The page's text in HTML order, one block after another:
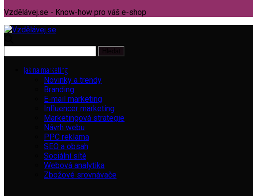
Vzdělávej.se - Know-how pro váš e-shop
Jak na marketing
Novinky a trendy
Branding
E-mail marketing
Influencer marketing
Marketingová strategie
Návrh webu
PPC reklama
SEO a obsah
Sociální sítě
Webová analytika
Zbožové srovnávače